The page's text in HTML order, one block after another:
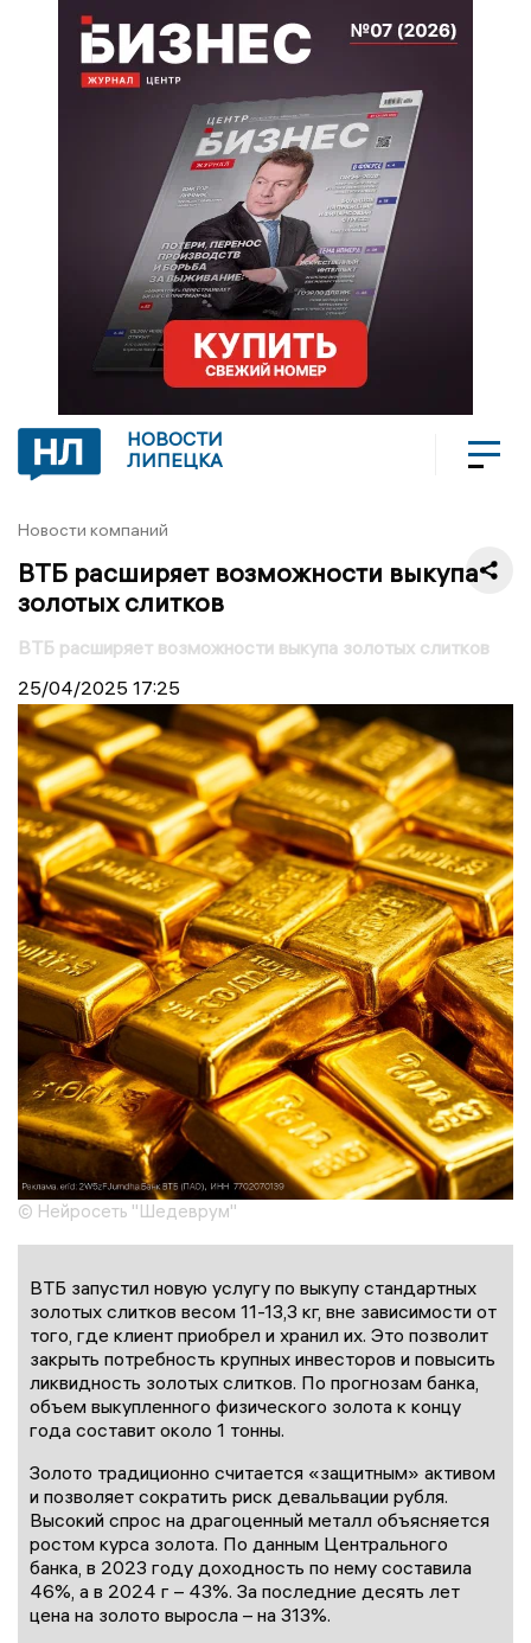
НОВОСТИ
ЛИПЕЦКА
Новости компаний
ВТБ расширяет возможности выкупа
золотых слитков
ВТБ расширяет возможности выкупа золотых слитков
25/04/2025 17:25
© Нейросеть "Шедеврум"
ВТБ запустил новую услугу по выкупу стандартных
золотых слитков весом 11-13,3 кг, вне зависимости от
того, где клиент приобрел и хранил их. Это позволит
закрыть потребность крупных инвесторов и повысить
ликвидность золотых слитков. По прогнозам банка,
объем выкупленного физического золота к концу
года составит около 1 тонны.
Золото традиционно считается «защитным» активом
и позволяет сократить риск девальвации рубля.
Высокий спрос на драгоценный металл объясняется
ростом курса золота. По данным Центрального
банка, в 2023 году доходность по нему составила
46%, а в 2024 г – 43%. За последние десять лет
цена на золото выросла – на 313%.